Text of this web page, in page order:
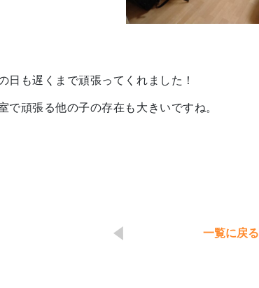
日も遅くまで頑張ってくれました！
で頑張る他の子の存在も大きいですね。
一覧に戻る